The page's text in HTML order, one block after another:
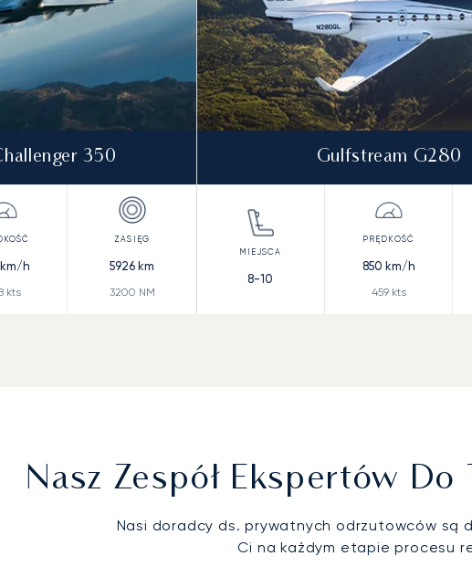
350
h
kts
5926 km
3200 NM
Gulfstream G280
8-10
850 km/h
459kts
Nasz Zespół Ekspertów
Nasi doradcy ds. prywatnych odrzutowców są
Ci na każdym etapie procesu